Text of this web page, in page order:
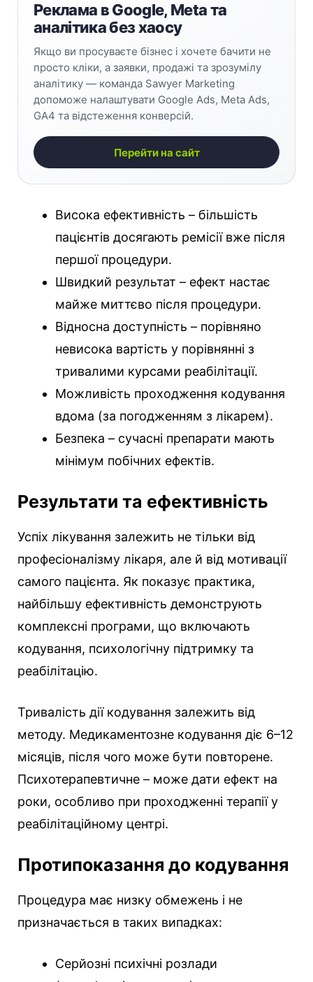
Реклама в Google, Meta та
аналітика без хаосу
Якщо ви просуваєте бізнес і хочете бачити не
просто кліки, а заявки, продажі та зрозумілу
аналітику — команда Sawyer Marketing
допоможе налаштувати Google Ads, Meta Ads,
GA4 та відстеження конверсій.
Перейти на сайт
Висока ефективність – більшість
пацієнтів досягають ремісії вже після
першої процедури.
Швидкий результат – ефект настає
майже миттєво після процедури.
Відносна доступність – порівняно
невисока вартість у порівнянні з
тривалими курсами реабілітації.
Можливість проходження кодування
вдома (за погодженням з лікарем).
Безпека – сучасні препарати мають
мінімум побічних ефектів.
Результати та ефективність
Успіх лікування залежить не тільки від
професіоналізму лікаря, але й від мотивації
самого пацієнта. Як показує практика,
найбільшу ефективність демонструють
комплексні програми, що включають
кодування, психологічну підтримку та
реабілітацію.
Тривалість дії кодування залежить від
методу. Медикаментозне кодування діє 6–12
місяців, після чого може бути повторене.
Психотерапевтичне – може дати ефект на
роки, особливо при проходженні терапії у
реабілітаційному центрі.
Протипоказання до кодування
Процедура має низку обмежень і не
призначається в таких випадках:
Серйозні психічні розлади